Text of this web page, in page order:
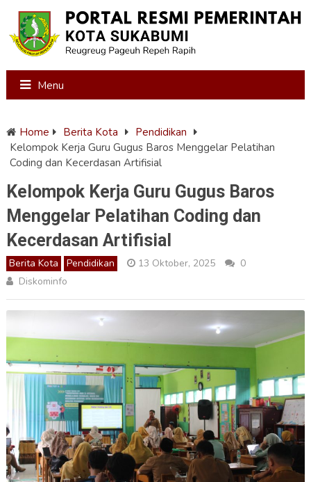
Menu
Home Berita Kota
Pendidikan
Kelompok Kerja Guru Gugus Baros Menggelar Pelatihan
Coding dan Kecerdasan Artifisial
Kelompok Kerja Guru Gugus Baros
Menggelar Pelatihan Coding dan
Kecerdasan Artifisial
Berita Kota Pendidikan 13 Oktober, 2025
0
Diskominfo